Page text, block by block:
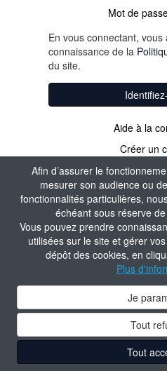
Afin d’assurer le
mesurer son audience ou
fonctionnalités particulières,
échéant sous réserve
Vous pouvez prendre
utilisées sur le site et gérer
dépôt des cookies, en
Plus
Je
Tout
Tout
Mot de
En vous connectant,
connaissance de la
du site.
Aide à la
Créer un